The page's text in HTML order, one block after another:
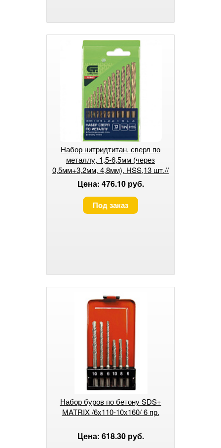
Набор нитридтитан. сверл по
металлу, 1,5-6,5мм (через
0,5мм+3,2мм, 4,8мм), НSS,13 шт.//
СИБРТЕХ
Цена: 476.10 руб.
Под заказ
Набор буров по бетону SDS+
MATRIX /6х110-10х160/ 6 пр.
Цена: 618.30 руб.